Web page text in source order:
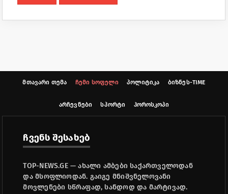
მთავარი თემა ჩემი სოფელი პოლიტიკა ბიზნეს-TIME
არჩევნები სპორტი ჰოროსკოპი
ჩვენს შესახებ
TOP-NEWS.GE — ახალი ამბები საქართველოდან
და მსოფლიოდან. გაიგე მნიშვნელოვანი
მოვლენები სწრაფად, სანდოდ და მარტივად.